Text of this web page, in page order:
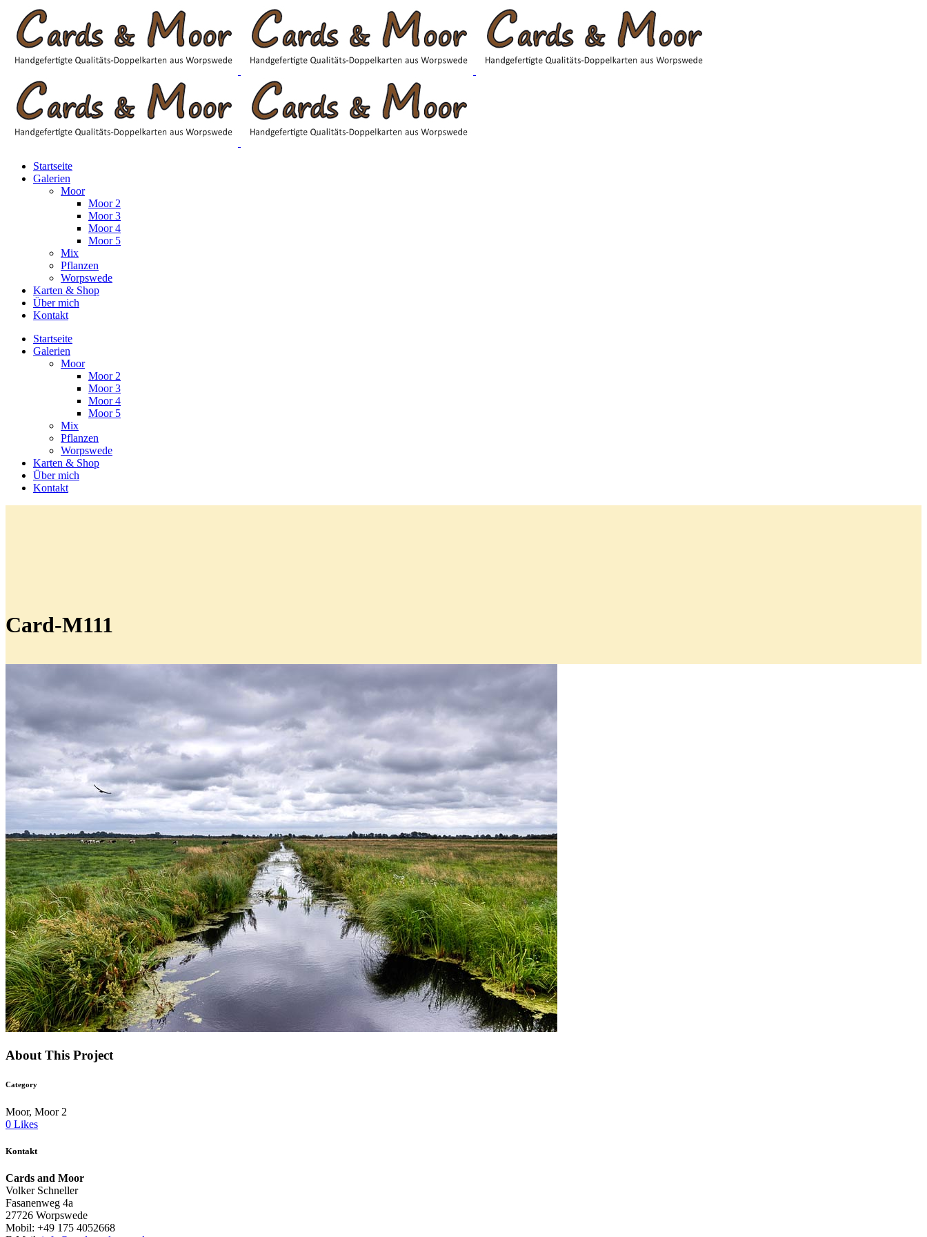
Startseite
Galerien
Moor
Moor 2
Moor 3
Moor 4
Moor 5
Mix
Pflanzen
Worpswede
Karten & Shop
Über mich
Kontakt
Startseite
Galerien
Moor
Moor 2
Moor 3
Moor 4
Moor 5
Mix
Pflanzen
Worpswede
Karten & Shop
Über mich
Kontakt
Card-M111
About This Project
Category
Moor, Moor 2
0 Likes
Kontakt
Cards and Moor
Volker Schneller
Fasanenweg 4a
27726 Worpswede
Mobil: +49 175 4052668